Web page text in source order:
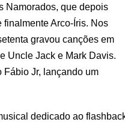
Namorados, que depois
finalmente Arco-Íris. Nos
gravou canções em
Uncle Jack e Mark Davis.
Fábio Jr, lançando um
dedicado ao